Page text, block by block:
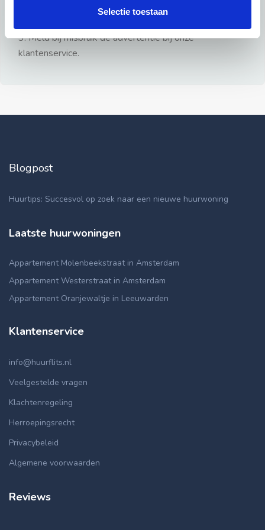
Selectie toestaan
3: Meld bij misbruik de advertentie bij onze
klantenservice.
Blogpost
Huurtips: Succesvol op zoek naar een nieuwe huurwoning
Laatste huurwoningen
Appartement Molenbeekstraat in Amsterdam
Appartement Westerstraat in Amsterdam
Appartement Oranjewaltje in Leeuwarden
Klantenservice
info@huurflits.nl
Veelgestelde vragen
Klachtenregeling
Herroepingsrecht
Privacybeleid
Algemene voorwaarden
Reviews